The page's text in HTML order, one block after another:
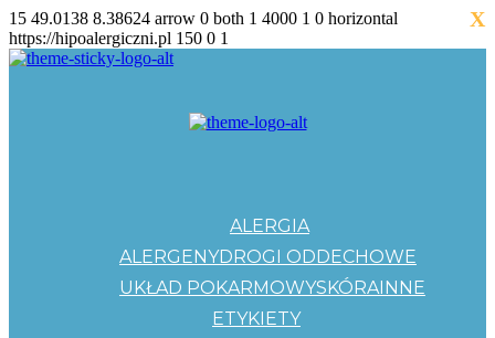
15 49.0138 8.38624 arrow 0 both 1 4000 1 0 horizontal
https://hipoalergiczni.pl 150 0 1
ALERGIA
ALERGENYDROGI ODDECHOWE
UKŁAD POKARMOWYSKÓRAINNE
ETYKIETY
X